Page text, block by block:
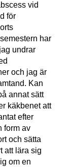
vid
för
har
undrar
och jag är
Kan
annat sätt
käkbenet att
efter
form av
och sätta
att lära sig
om en